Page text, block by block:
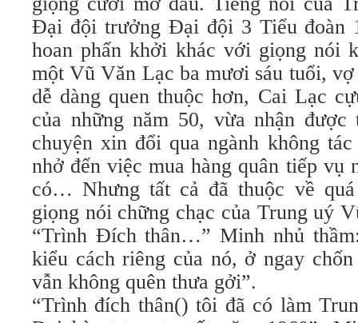
Đại đội trưởng Đại đội 3 Tiểu đoàn
hoan phấn khởi khác với giọng nói
một Vũ Văn Lạc ba mươi sáu tuổi,
dễ dàng quen thuộc hơn, Cai Lạc
của những năm 50, vừa nhận
chuyện xin đổi qua ngành không
nhở đến việc mua hàng quân tiếp vụ
có… Nhưng tất cả đã thuộc về
giọng nói chững chạc của Trung uý
“Trình Đích thân…” Minh nhủ
kiểu cách riêng của nó, ở ngay
vẫn không quên thưa gởi”.
“Trình đích thân() tôi đã có làm